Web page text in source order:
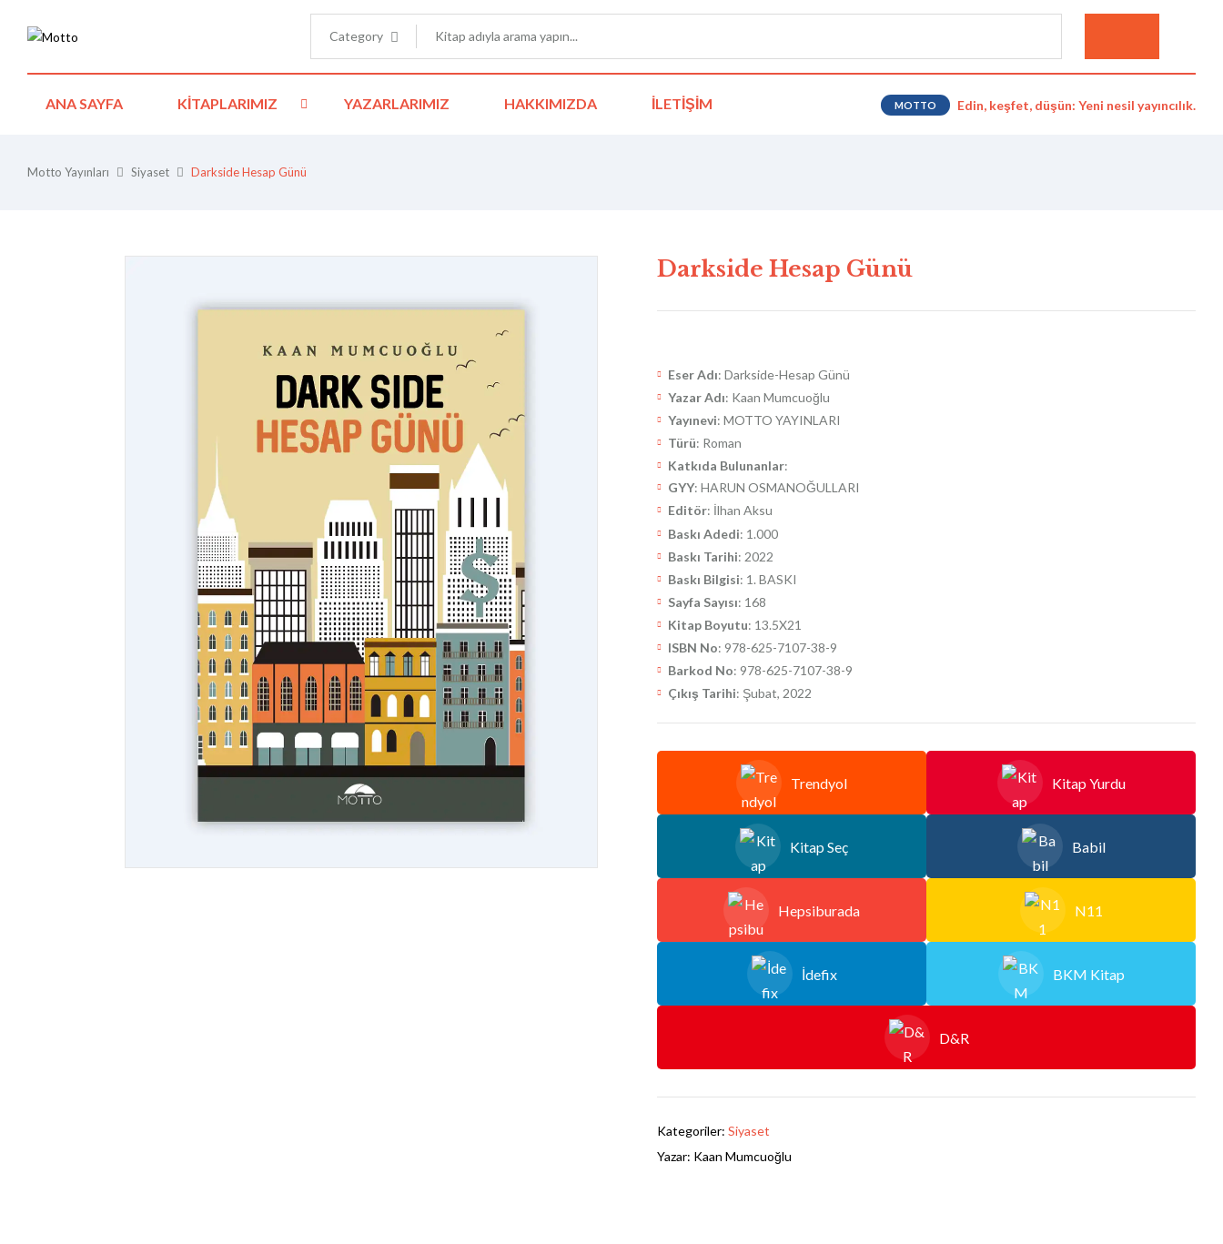
Category
ANA SAYFA KITAPLARIMIZ YAZARLARIMIZ HAKKIMIZDA İLETIŞIM MOTTO Edin, keşfet, düşün: Yeni nesil yayıncılık.
Motto Yayınları Siyaset Darkside Hesap Günü
Darkside Hesap Günü
Eser Adı: Darkside-Hesap Günü
Yazar Adı: Kaan Mumcuoğlu
Yayınevi: MOTTO YAYINLARI
Türü: Roman
Katkıda Bulunanlar:
GYY: HARUN OSMANOĞULLARI
Editör: İlhan Aksu
Baskı Adedi: 1.000
Baskı Tarihi: 2022
Baskı Bilgisi: 1. BASKI
Sayfa Sayısı: 168
Kitap Boyutu: 13.5X21
ISBN No: 978-625-7107-38-9
Barkod No: 978-625-7107-38-9
Çıkış Tarihi: Şubat, 2022
Trendyol Kitap Yurdu
Kitap Seç Babil
Hepsiburada N11
İdefix BKM Kitap
D&R
Kategoriler: Siyaset
Yazar: Kaan Mumcuoğlu